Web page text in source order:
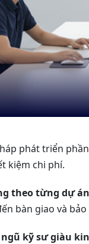
phát triển
kiệm chi phí.
theo từng dự án
bàn giao và
kỹ sư giàu